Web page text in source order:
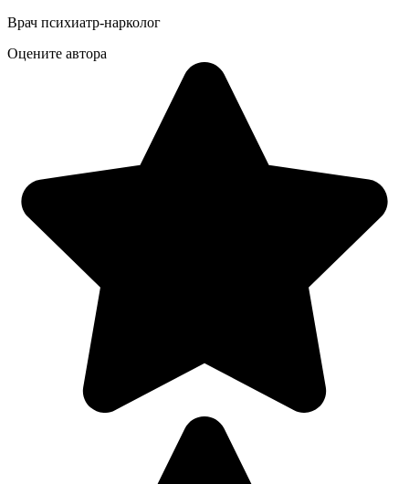
Врач психиатр-нарколог
Оцените автора